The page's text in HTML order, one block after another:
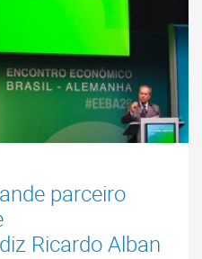
parceiro
Ricardo Alban